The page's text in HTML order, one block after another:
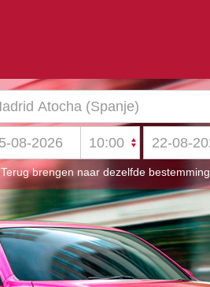
Terug brengen naar dezelfde bestemming